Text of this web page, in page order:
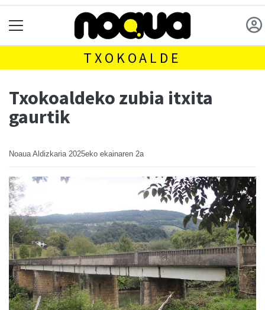
TXOKOALDE
Txokoaldeko zubia itxita
gaurtik
Noaua Aldizkaria 2025eko ekainaren 2a